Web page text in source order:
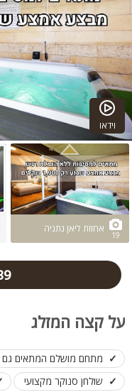
וידאו
19
אחוזת ליאן נתניה
על קצה המזלג
מתחם מושלם המתאים גם
שולחן סנוקר מקצועי